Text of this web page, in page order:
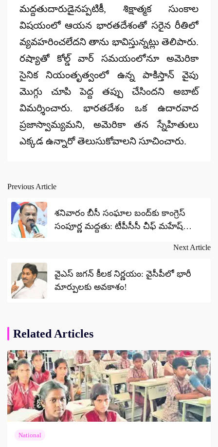
మద్దతుదారుడైనప్పటికీ, శిక్షాత్మక సుంకాల
విషయంలో ఆయన భారతదేశంతో సరైన రీతిలో
వ్యవహరించలేదని తాను భావిస్తున్నట్లు తెలిపారు.
రష్యాతో కోల్డ్ వార్ సమయంలోనూ అమెరికా
సైనిక నియంతృత్వంలో ఉన్న పాకిస్తాన్ వైపు
మొగ్గు చూపి పెద్ద తప్పు చేసిందని అబాట్
విమర్శించారు. భారతదేశం ఒక ఉదారవాద
ప్రజాస్వామ్యమని, అమెరికా తన స్నేహితులు
ఎక్కడ ఉన్నారో తెలుసుకోవాలని సూచించారు.
Post
navigation
Previous Article
శనివారం బీసీ సంఘాల బంద్‌కు కాంగ్రెస్
సంపూర్ణ మద్దతు: టీపీసీసీ చీఫ్ మహేష్
Next Article
వైఎస్ జగన్ కీలక నిర్ణయం: వైసీపీలో భారీ
మార్పులకు అవకాశం!
Related Articles
National